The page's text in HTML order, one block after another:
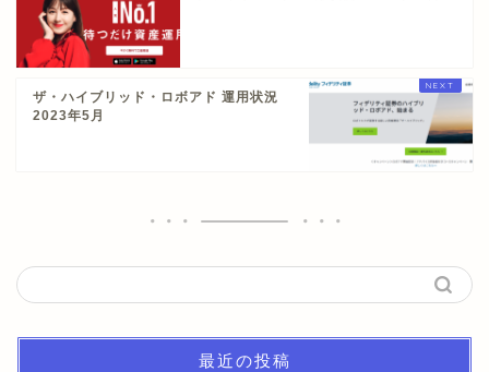
ザ・ハイブリッド・ロボアド 運用状況
2023年5月
最近の投稿